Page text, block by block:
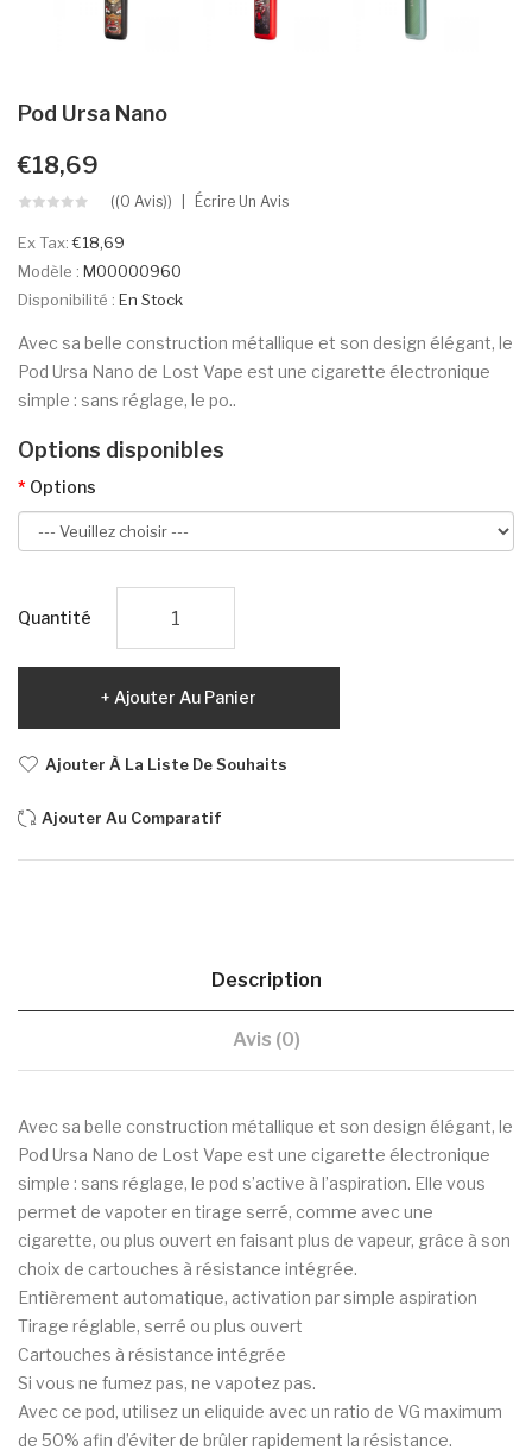
Pod Ursa Nano
€18,69
((0 Avis)) Écrire Un Avis
Ex Tax:€18,69
Modèle : M00000960
Disponibilité : En Stock
Avec sa belle construction métallique et son design élégant, le
Pod Ursa Nano de Lost Vape est une cigarette électronique
simple : sans réglage, le po..
Options disponibles
Options
Quantité
Ajouter Au Panier
Ajouter À La Liste De Souhaits
Ajouter Au Comparatif
Description
Avis (0)
Avec sa belle construction métallique et son design élégant, le
Pod Ursa Nano de Lost Vape est une cigarette électronique
simple : sans réglage, le pod s’active à l’aspiration. Elle vous
permet de vapoter en tirage serré, comme avec une
cigarette, ou plus ouvert en faisant plus de vapeur, grâce à son
choix de cartouches à résistance intégrée.
Entièrement automatique, activation par simple aspiration
Tirage réglable, serré ou plus ouvert
Cartouches à résistance intégrée
Si vous ne fumez pas, ne vapotez pas.
Avec ce pod, utilisez un eliquide avec un ratio de VG maximum
de 50% afin d’éviter de brûler rapidement la résistance.